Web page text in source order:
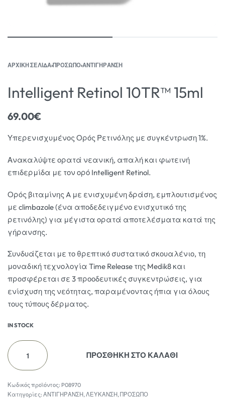
ΑΡΧΙΚΉ ΣΕΛΊΔΑ›ΠΡΟΣΩΠΟ›ΑΝΤΙΓΗΡΑΝΣΗ
Intelligent Retinol 10TR™ 15ml
69.00€
Υπερενισχυμένος Ορός Ρετινόλης με συγκέντρωση 1%.
Ανακαλύψτε ορατά νεανική, απαλή και φωτεινή
επιδερμίδα με τον ορό Intelligent Retinol.
Ορός βιταμίνης A με ενισχυμένη δράση, εμπλουτισμένος
με climbazole (ένα αποδεδειγμένο ενισχυτικό της
ρετινόλης) για μέγιστα ορατά αποτελέσματα κατά της
γήρανσης.
Συνδυάζεται με το θρεπτικό συστατικό σκουαλένιο, τη
μοναδική τεχνολογία Time Release της Medik8 και
προσφέρεται σε 3 προοδευτικές συγκεντρώσεις, για
ενίσχυση της νεότητας, παραμένοντας ήπια για όλους
τους τύπους δέρματος.
IN STOCK
ΠΡΟΣΘΗΚΗ ΣΤΟ ΚΑΛΑΘΙ
P08970
Κατηγορίες: ΑΝΤΙΓΗΡΑΝΣΗ,ΛΕΥΚΑΝΣΗ, ΠΡΟΣΩΠΟ